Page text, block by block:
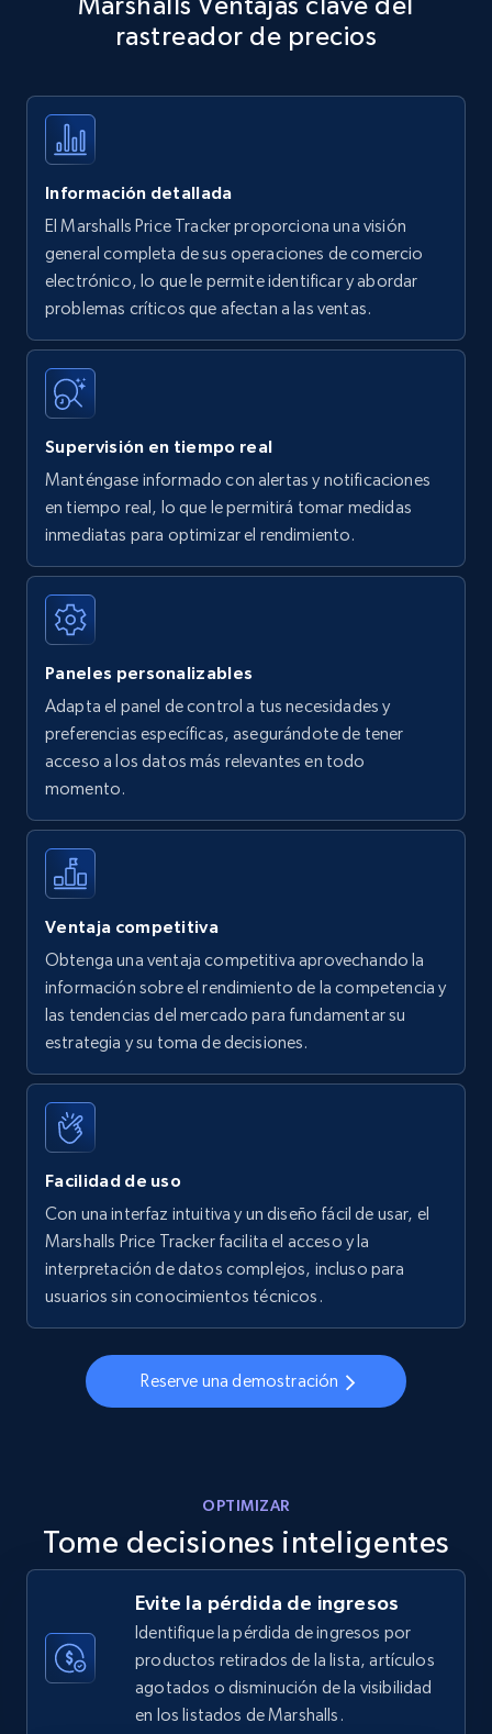
Title, Seller name, Brand, Description, Initial
35.2K+
Amazon products - find products by using
upc numbers
Title, Seller name, Brand, Description, Initial
price, Currency, Availability, Reviews count, and
35.2K+
Amazon Reviews
URL, Product name, Product rating, Product
Author name, Asin, and more.
7.4K+ 870+
Walmart - products
Specifications, Image urls, Top reviews, and
more.
5.6K+ 875+
Walmart - products - Find new products by
using specific category URL
URL, Final price, Sku, Currency, Gtin,
Specifications, Image urls, Top reviews, and
more.
Walmart - products - Collects products by
specific keywords
URL, Final price, Sku, Currency, Gtin,
Specifications, Image urls, Top reviews, and
using sku numbers
URL, Final price, Sku, Currency, Gtin,
Specifications, Image urls, Top reviews, and
rastreador de precios
Información detallada
El Marshalls Price Tracker proporciona una visión
general completa de sus operaciones de comercio
electrónico, lo que le permite identificar y abordar
problemas críticos que afectan a las ventas.
Supervisión en tiempo real
Manténgase informado con alertas y notificaciones
en tiempo real, lo que le permitirá tomar medidas
inmediatas para optimizar el rendimiento.
Paneles personalizables
Adapta el panel de control a tus necesidades y
preferencias específicas, asegurándote de tener
acceso a los datos más relevantes en todo
momento.
Ventaja competitiva
Obtenga una ventaja competitiva aprovechando la
información sobre el rendimiento de la competencia y
las tendencias del mercado para fundamentar su
estrategia y su toma de decisiones.
Facilidad de uso
Con una interfaz intuitiva y un diseño fácil de usar, el
Marshalls Price Tracker facilita el acceso y la
interpretación de datos complejos, incluso para
usuarios sin conocimientos técnicos.
Reserve una demostración
OPTIMIZAR
Tome decisiones inteligentes
Evite la pérdida de ingresos
Identifique la pérdida de ingresos por
productos retirados de la lista, artículos
agotados o disminución de la visibilidad
en los listados de Marshalls.